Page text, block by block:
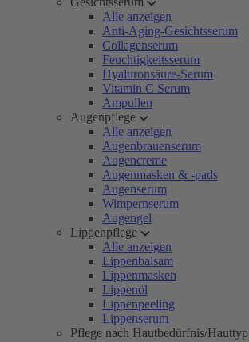
Alle anzeigen
Anti-Aging-Gesichtsserum
Collagenserum
Feuchtigkeitsserum
Hyaluronsäure-Serum
Vitamin C Serum
Ampullen
Augenpflege
Alle anzeigen
Augenbrauenserum
Augencreme
Augenmasken & -pads
Augenserum
Wimpernserum
Augengel
Lippenpflege
Alle anzeigen
Lippenbalsam
Lippenmasken
Lippenöl
Lippenpeeling
Lippenserum
Pflege nach Hautbedürfnis/Hauttyp